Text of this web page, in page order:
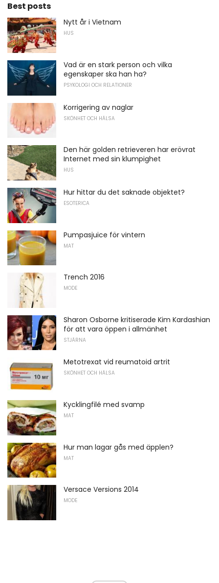
Best posts
Nytt år i Vietnam
HUS
Vad är en stark person och vilka
egenskaper ska han ha?
PSYKOLOGI OCH RELATIONER
Korrigering av naglar
SKÖNHET OCH HÄLSA
Den här golden retrieveren har erövrat
Internet med sin klumpighet
HUS
Hur hittar du det saknade objektet?
ESOTERICA
Pumpasjuice för vintern
MAT
Trench 2016
MODE
Sharon Osborne kritiserade Kim Kardashian
för att vara öppen i allmänhet
STJÄRNA
Metotrexat vid reumatoid artrit
SKÖNHET OCH HÄLSA
Kycklingfilé med svamp
MAT
Hur man lagar gås med äpplen?
MAT
Versace Versions 2014
MODE